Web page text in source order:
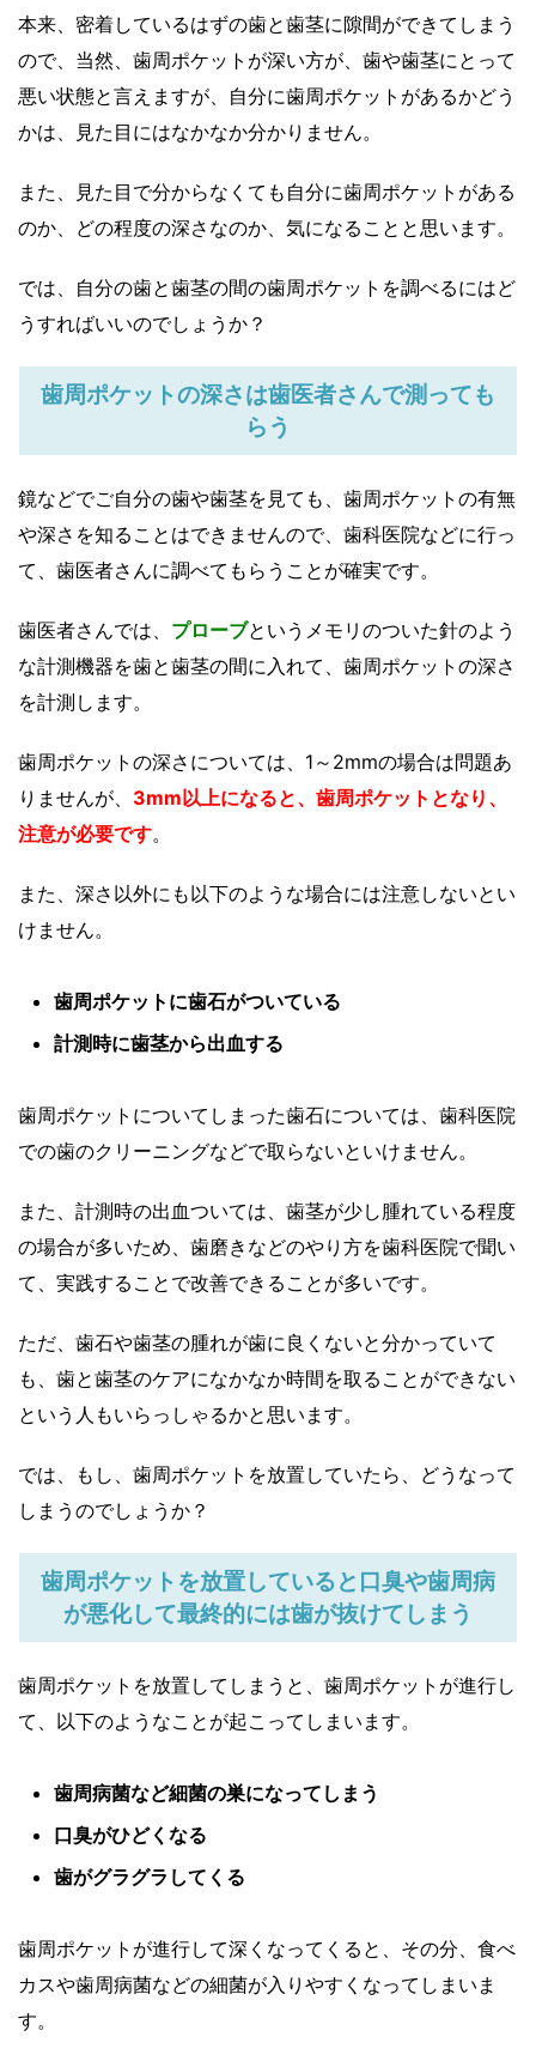
本来、密着しているはずの歯と歯茎に隙間ができてしまう
ので、当然、歯周ポケットが深い方が、歯や歯茎にとって
悪い状態と言えますが、自分に歯周ポケットがあるかどう
かは、見た目にはなかなか分かりません。
また、見た目で分からなくても自分に歯周ポケットがある
のか、どの程度の深さなのか、気になることと思います。
では、自分の歯と歯茎の間の歯周ポケットを調べるにはど
うすればいいのでしょうか？
歯周ポケットの深さは歯医者さんで測っても
らう
鏡などでご自分の歯や歯茎を見ても、歯周ポケットの有無
や深さを知ることはできませんので、歯科医院などに行っ
て、歯医者さんに調べてもらうことが確実です。
歯医者さんでは、 プローブというメモリのついた針のよう
な計測機器を歯と歯茎の間に入れて、歯周ポケットの深さ
を計測します。
歯周ポケットの深さについては、1～2mmの場合は問題あ
りませんが、 3mm以上になると、歯周ポケットとなり、
注意が必要です。
また、深さ以外にも以下のような場合には注意しないとい
けません。
歯周ポケットに歯石がついている
計測時に歯茎から出血する
歯周ポケットについてしまった歯石については、歯科医院
での歯のクリーニングなどで取らないといけません。
また、計測時の出血ついては、歯茎が少し腫れている程度
の場合が多いため、歯磨きなどのやり方を歯科医院で聞い
て、実践することで改善できることが多いです。
ただ、歯石や歯茎の腫れが歯に良くないと分かっていて
も、歯と歯茎のケアになかなか時間を取ることができない
という人もいらっしゃるかと思います。
では、もし、歯周ポケットを放置していたら、どうなって
しまうのでしょうか？
歯周ポケットを放置していると口臭や歯周病
が悪化して最終的には歯が抜けてしまう
歯周ポケットを放置してしまうと、歯周ポケットが進行し
て、以下のようなことが起こってしまいます。
歯周病菌など細菌の巣になってしまう
口臭がひどくなる
歯がグラグラしてくる
歯周ポケットが進行して深くなってくると、その分、食べ
カスや歯周病菌などの細菌が入りやすくなってしまいま
す。